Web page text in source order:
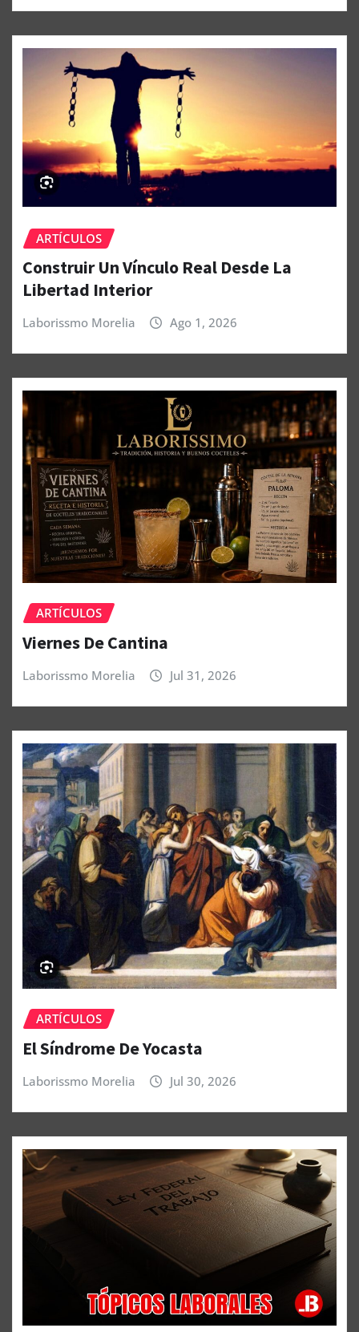
ARTÍCULOS
Construir Un Vínculo Real Desde La
Libertad Interior
Laborissmo Morelia Ago 1, 2026
ARTÍCULOS
Viernes De Cantina
Laborissmo Morelia Jul 31, 2026
ARTÍCULOS
El Síndrome De Yocasta
Laborissmo Morelia Jul 30, 2026